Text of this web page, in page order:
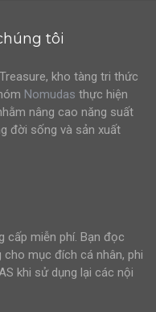
tôi
kho tàng tri thức
Nomudas thực hiện
nâng cao năng suất
đời sống và sản xuất
cấp miễn phí. Bạn đọc
mục đích cá nhân, phi
khi sử dụng lại các nội